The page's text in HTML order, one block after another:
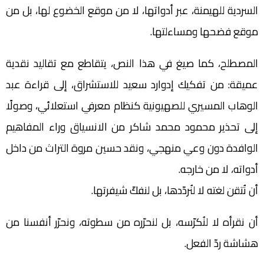
السردية للهيمنة، عبر أدواتها، لا من موقع الخضوع لها، بل من
موقع فضحها ومساءلتها.
المصطلح، كما صيغ في هذا النص، يتقاطع مع تقاليد نقدية
عميقة: من تفكيك إدوارد سعيد للاستشراق، إلى قراءة عبد
الوهاب المسيري للصهيونية كنظام معرفي استعلائي، وصولًا
إلى تحذير محمود محمد شاكر من الانسياق وراء المفاهيم
الوافدة دون وعي منهجي، ونقد حسين مروة التراث من داخل
أدواته، لا من خارجه.
أن نُتقن لغته لا لنُردّدها، بل لنفكّ شيفرتها.
أن نقرأه لا لنُكرّسه، بل لنحرّره من سطوته، ونحرّر أنفسنا من
هشاشة ردّ الفعل.